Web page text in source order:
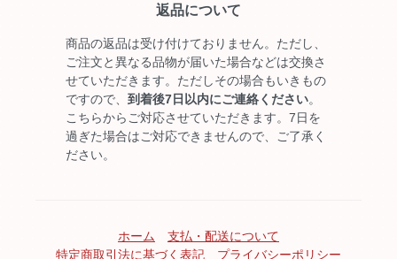
返品について
商品の返品は受け付けておりません。ただし、
ご注文と異なる品物が届いた場合などは交換さ
せていただきます。ただしその場合もいきもの
ですので、 到着後7日以内にご連絡ください。
こちらからご対応させていただきます。7日を
過ぎた場合はご対応できませんので、ご了承く
ださい。
ホーム
支払・配送について
特定商取引法に基づく表記
プライバシーポリシー